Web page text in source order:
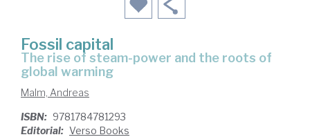
Fossil capital
the rise of steam-power and the roots of
global warming
Malm, Andreas
ISBN: 9781784781293
Editorial: Verso Books